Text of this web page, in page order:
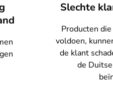
Slechte
Producten
voldoen,
de klant
de